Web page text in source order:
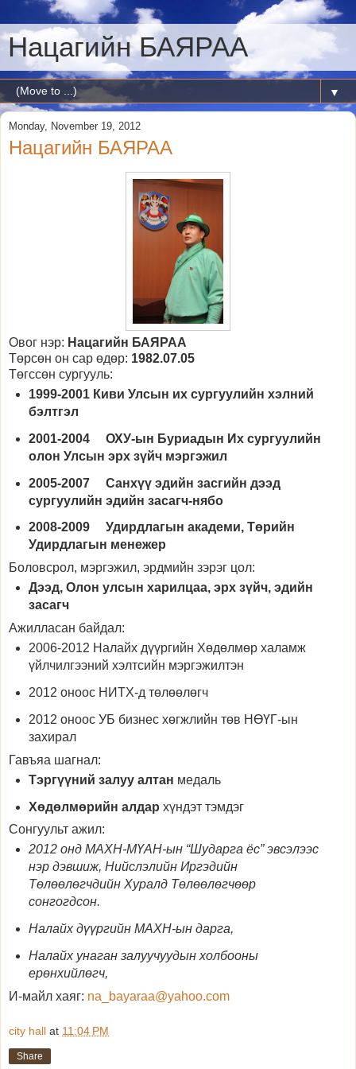
Нацагийн БАЯРАА
▼
Monday, November 19, 2012
Нацагийн БАЯРАА
Овог нэр: Нацагийн БАЯРАА
Төрсөн он сар өдөр: 1982.07.05
Төгссөн сургууль:
1999-2001 Киви Улсын их сургуулийн хэлний
бэлтгэл
2001-2004 ОХУ-ын Буриадын Их сургуулийн
олон Улсын эрх зүйч мэргэжил
2005-2007 Санхүү эдийн засгийн дээд
сургуулийн эдийн засагч-нябо
2008-2009 Удирдлагын академи, Төрийн
Удирдлагын менежер
Боловсрол, мэргэжил, эрдмийн зэрэг цол:
Дээд, Олон улсын харилцаа, эрх зүйч, эдийн
засагч
Ажилласан байдал:
2006-2012 Налайх дүүргийн Хөдөлмөр халамж
үйлчилгээний хэлтсийн мэргэжилтэн
2012 оноос НИТХ-д төлөөлөгч
2012 оноос УБ бизнес хөгжлийн төв НӨҮГ-ын
захирал
Гавъяа шагнал:
Тэргүүний залуу алтан медаль
Хөдөлмөрийн алдар хүндэт тэмдэг
Сонгуульт ажил:
2012 онд МАХН-МҮАН-ын “Шударга ёс” эвсэлээс
нэр дэвшиж, Нийслэлийн Иргэдийн
Төлөөлөгчдийн Хуралд Төлөөлөгчөөр
сонгогдсон.
Налайх дүүргийн МАХН-ын дарга,
Налайх унаган залуучуудын холбооны
ерөнхийлөгч,
И-майл хаяг: na_bayaraa@yahoo.com
city hall at 11:04 PM
Share